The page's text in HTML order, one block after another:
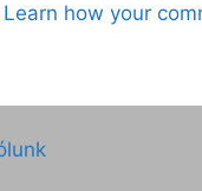
Learn how your